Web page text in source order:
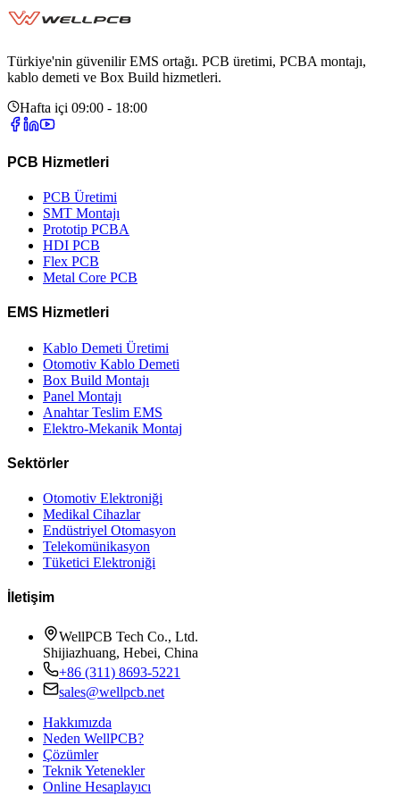
Türkiye'nin güvenilir EMS ortağı. PCB üretimi, PCBA montajı,
kablo demeti ve Box Build hizmetleri.
Hafta içi 09:00 - 18:00
PCB Hizmetleri
PCB Üretimi
SMT Montajı
Prototip PCBA
HDI PCB
Flex PCB
Metal Core PCB
EMS Hizmetleri
Kablo Demeti Üretimi
Otomotiv Kablo Demeti
Box Build Montajı
Panel Montajı
Anahtar Teslim EMS
Elektro-Mekanik Montaj
Sektörler
Otomotiv Elektroniği
Medikal Cihazlar
Endüstriyel Otomasyon
Telekomünikasyon
Tüketici Elektroniği
İletişim
WellPCB Tech Co., Ltd.
Shijiazhuang, Hebei, China
+86 (311) 8693-5221
sales@wellpcb.net
Hakkımızda
Neden WellPCB?
Çözümler
Teknik Yetenekler
Online Hesaplayıcı